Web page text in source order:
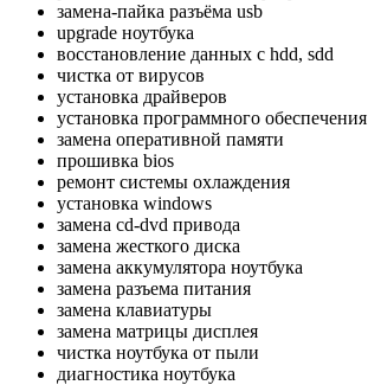
замена-пайка разъёма usb
upgrade ноутбука
восстановление данных с hdd, sdd
чистка от вирусов
установка драйверов
установка программного обеспечения
замена оперативной памяти
прошивка bios
ремонт системы охлаждения
установка windows
замена cd-dvd привода
замена жесткого диска
замена аккумулятора ноутбука
замена разъема питания
замена клавиатуры
замена матрицы дисплея
чистка ноутбука от пыли
диагностика ноутбука